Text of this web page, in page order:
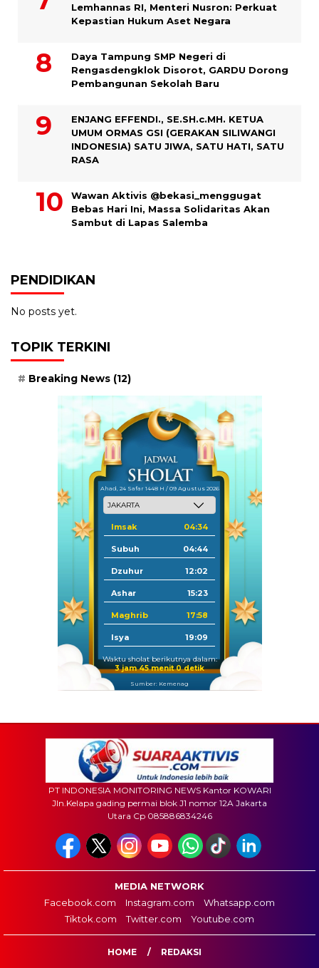
Lemhannas RI, Menteri Nusron: Perkuat
Kepastian Hukum Aset Negara
Daya Tampung SMP Negeri di
Rengasdengklok Disorot, GARDU Dorong
Pembangunan Sekolah Baru
ENJANG EFFENDI., SE.SH.c.MH. KETUA
UMUM ORMAS GSI (GERAKAN SILIWANGI
INDONESIA) SATU JIWA, SATU HATI, SATU
RASA
Wawan Aktivis @bekasi_menggugat
Bebas Hari Ini, Massa Solidaritas Akan
Sambut di Lapas Salemba
PENDIDIKAN
No posts yet.
TOPIK TERKINI
Breaking News (12)
Ahad, 24 Safar 1448 H / 09 Agustus 2026
Imsak 04:34
Subuh 04:44
Dzuhur 12:02
Ashar 15:23
Maghrib 17:58
Isya 19:09
Waktu sholat berikutnya dalam:
3 jam 44 menit 58 detik
Sumber: Kemenag
PT INDONESIA MONITORING NEWS Kantor KOWARI
Jln.Kelapa gading permai blok J1 nomor 12A Jakarta
Utara Cp 085886834246
MEDIA NETWORK
Facebook.com
Instagram.com
Whatsapp.com
Tiktok.com
Twitter.com Youtube.com
HOME REDAKSI